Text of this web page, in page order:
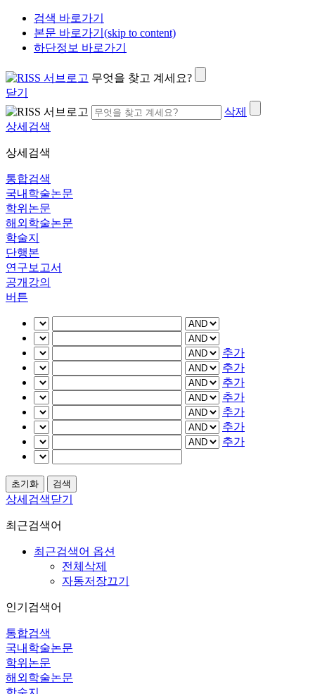
검색 바로가기
본문 바로가기(skip to content)
하단정보 바로가기
무엇을 찾고 계세요?
닫기
삭제
상세검색
상세검색
통합검색
국내학술논문
학위논문
해외학술논문
학술지
단행본
연구보고서
공개강의
버튼
추가
추가
추가
추가
추가
추가
추가
상세검색닫기
최근검색어
최근검색어 옵션
전체삭제
자동저장끄기
인기검색어
통합검색
국내학술논문
학위논문
해외학술논문